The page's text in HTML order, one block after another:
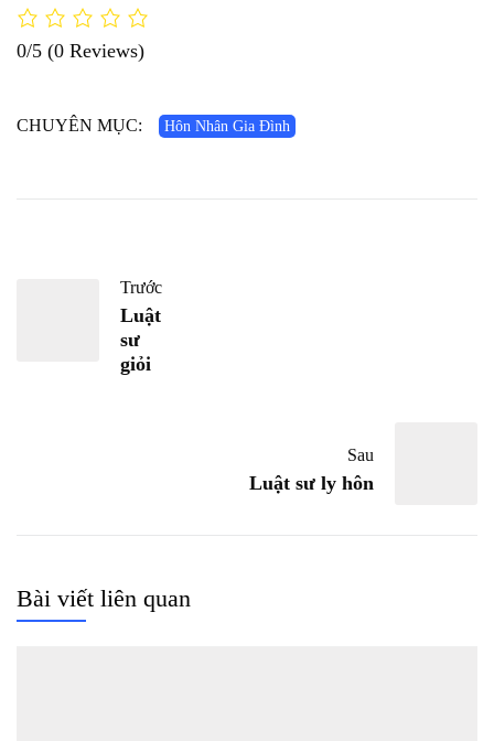
0/5 (0 Reviews)
CHUYÊN MỤC: Hôn Nhân Gia Đình
Trước
Luật
sư
giỏi
Sau
Luật sư ly hôn
Bài viết liên quan